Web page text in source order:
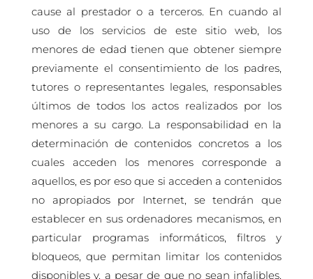
cause al prestador o a terceros. En cuando al
uso de los servicios de este sitio web, los
menores de edad tienen que obtener siempre
previamente el consentimiento de los padres,
tutores o representantes legales, responsables
últimos de todos los actos realizados por los
menores a su cargo. La responsabilidad en la
determinación de contenidos concretos a los
cuales acceden los menores corresponde a
aquellos, es por eso que si acceden a contenidos
no apropiados por Internet, se tendrán que
establecer en sus ordenadores mecanismos, en
particular programas informáticos, filtros y
bloqueos, que permitan limitar los contenidos
disponibles y, a pesar de que no sean infalibles,